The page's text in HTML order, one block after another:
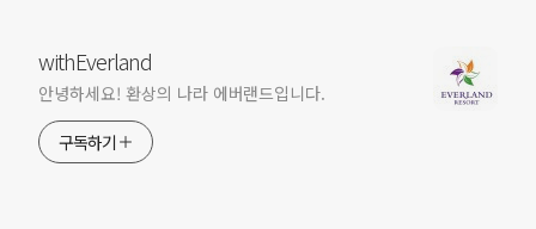
withEverland
안녕하세요! 환상의 나라 에버랜드입니다.
구독하기